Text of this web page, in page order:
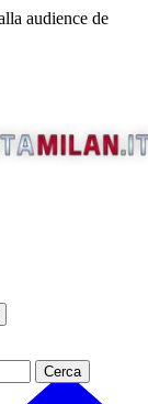
audience de
Cerca